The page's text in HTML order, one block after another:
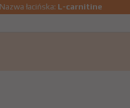
łacińska: L-carnitine